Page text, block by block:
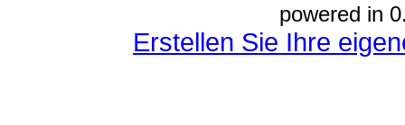
powered in
Erstellen Sie Ihre